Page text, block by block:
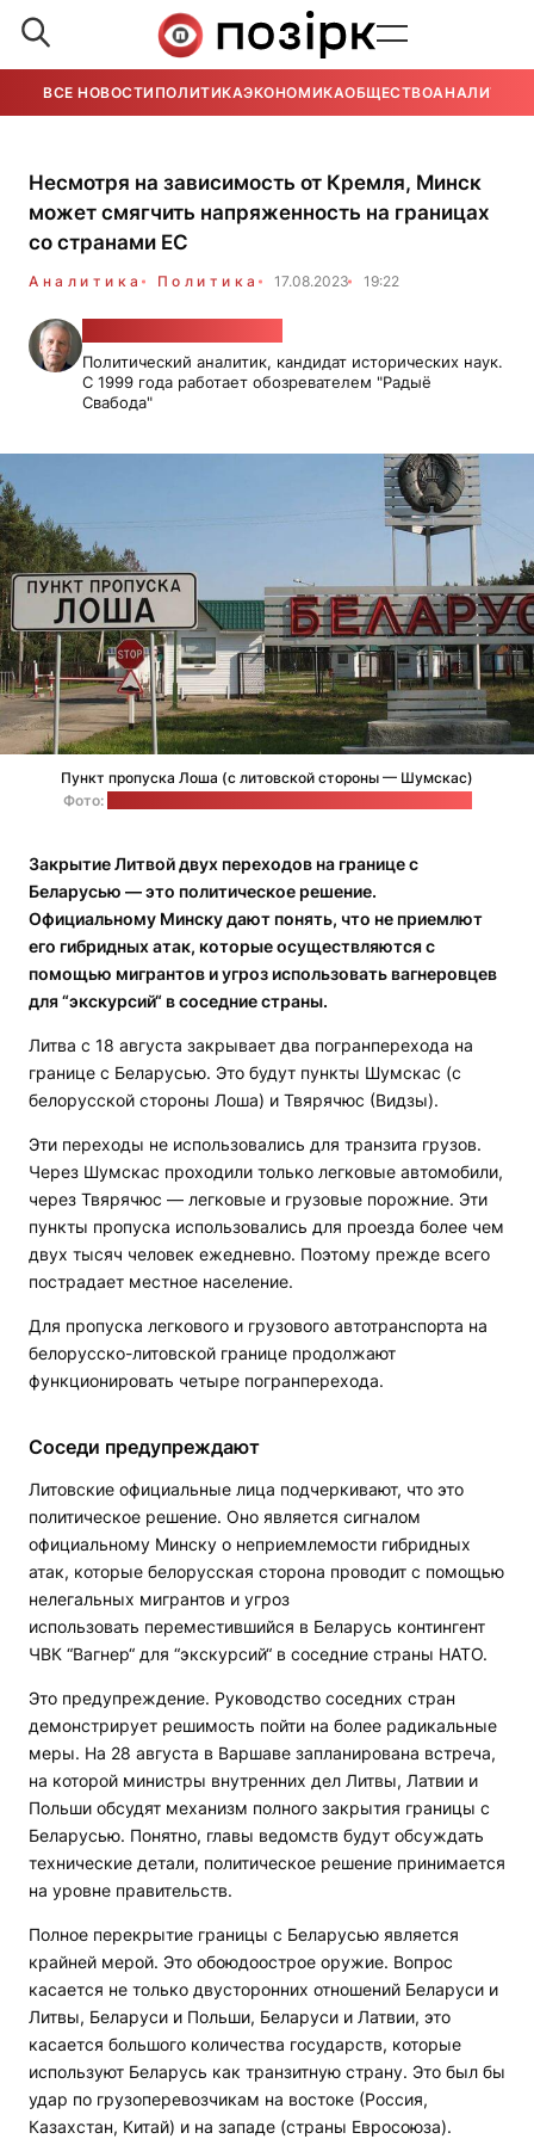
ВСЕ НОВОСТИ ПОЛИТИКАЭКОНОМИКАОБЩЕСТВОАНАЛИТИКА
Несмотря на зависимость от Кремля, Минск
может смягчить напряженность на границах
со странами ЕС
Аналитика Политика 17.08.2023 19:22
Политический аналитик, кандидат исторических наук.
С 1999 года работает обозревателем "Радыё
Свабода"
Пункт пропуска Лоша (с литовской стороны — Шумскас)
Фото:
Закрытие Литвой двух переходов на границе с
Беларусью — это политическое решение.
Официальному Минску дают понять, что не приемлют
его гибридных атак, которые осуществляются с
помощью мигрантов и угроз использовать вагнеровцев
для “экскурсий“ в соседние страны.
Литва с 18 августа закрывает два погранперехода на
границе с Беларусью. Это будут пункты Шумскас (с
белорусской стороны Лоша) и Твярячюс (Видзы).
Эти переходы не использовались для транзита грузов.
Через Шумскас проходили только легковые автомобили,
через Твярячюс — легковые и грузовые порожние. Эти
пункты пропуска использовались для проезда более чем
двух тысяч человек ежедневно. Поэтому прежде всего
пострадает местное население.
Для пропуска легкового и грузового автотранспорта на
белорусско-литовской границе продолжают
функционировать четыре погранперехода.
Соседи предупреждают
Литовские официальные лица подчеркивают, что это
политическое решение. Оно является сигналом
официальному Минску о неприемлемости гибридных
атак, которые белорусская сторона проводит с помощью
нелегальных мигрантов и угроз
использовать переместившийся в Беларусь контингент
ЧВК “Вагнер“ для “экскурсий“ в соседние страны НАТО.
Это предупреждение. Руководство соседних стран
демонстрирует решимость пойти на более радикальные
меры. На 28 августа в Варшаве запланирована встреча,
на которой министры внутренних дел Литвы, Латвии и
Польши обсудят механизм полного закрытия границы с
Беларусью. Понятно, главы ведомств будут обсуждать
технические детали, политическое решение принимается
на уровне правительств.
Полное перекрытие границы с Беларусью является
крайней мерой. Это обоюдоострое оружие. Вопрос
касается не только двусторонних отношений Беларуси и
Литвы, Беларуси и Польши, Беларуси и Латвии, это
касается большого количества государств, которые
используют Беларусь как транзитную страну. Это был бы
удар по грузоперевозчикам на востоке (Россия,
Казахстан, Китай) и на западе (страны Евросоюза).